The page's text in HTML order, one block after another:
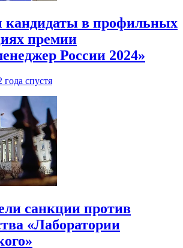
кандидаты в профильных
премии
России 2024»
года спустя
санкции против
«Лаборатории